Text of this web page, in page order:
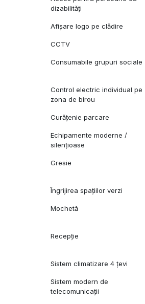
dizabilități
Afișare logo pe clădire
CCTV
Consumabile grupuri sociale
Control electric individual pe
zona de birou
Curățenie parcare
Echipamente moderne /
silențioase
Gresie
Îngrijirea spațiilor verzi
Mochetă
Recepție
Sistem climatizare 4 țevi
Sistem modern de
telecomunicații